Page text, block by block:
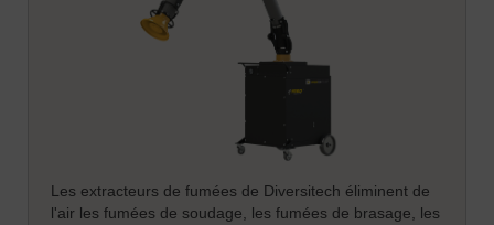
Les extracteurs de fumées de Diversitech éliminent de
l'air les fumées de soudage, les fumées de brasage, les